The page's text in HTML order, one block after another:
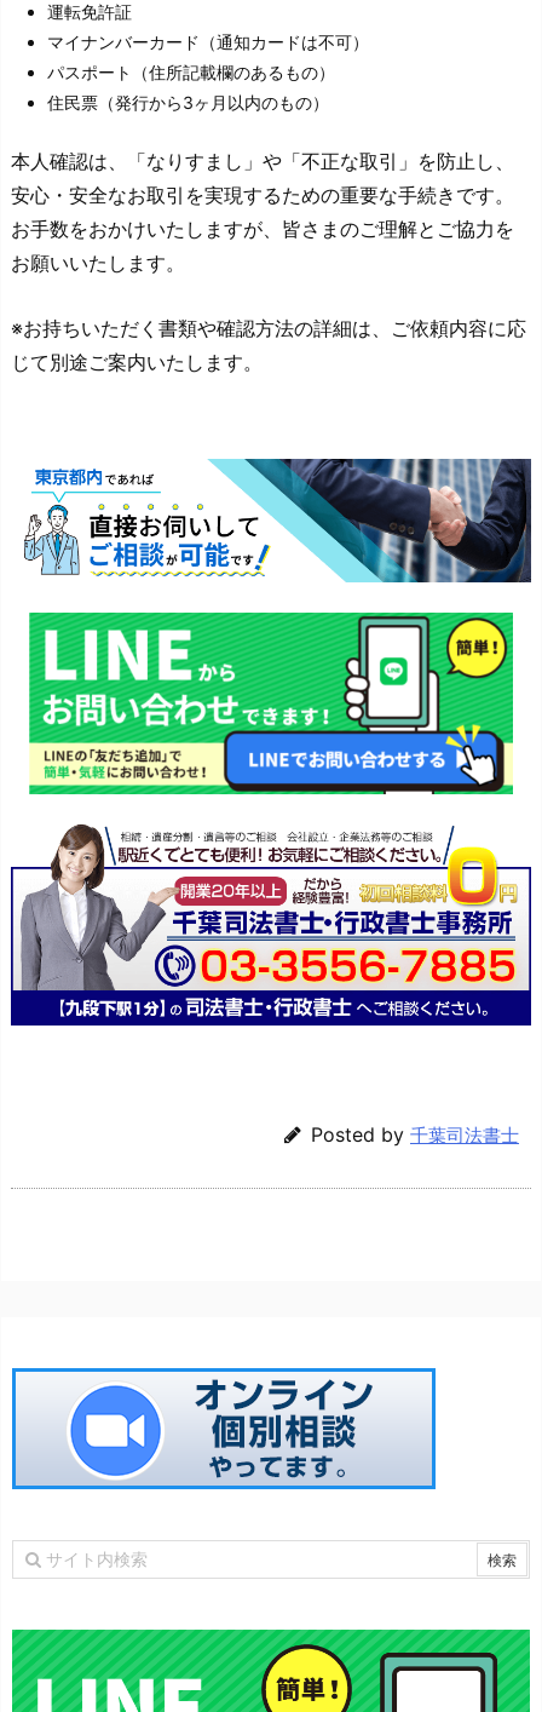
運転免許証
マイナンバーカード（通知カードは不可）
パスポート（住所記載欄のあるもの）
住民票（発行から3ヶ月以内のもの）
本人確認は、「なりすまし」や「不正な取引」を防止し、
安心・安全なお取引を実現するための重要な手続きです。
お手数をおかけいたしますが、皆さまのご理解とご協力を
お願いいたします。
※お持ちいただく書類や確認方法の詳細は、ご依頼内容に応
じて別途ご案内いたします。
Posted by 千葉司法書士